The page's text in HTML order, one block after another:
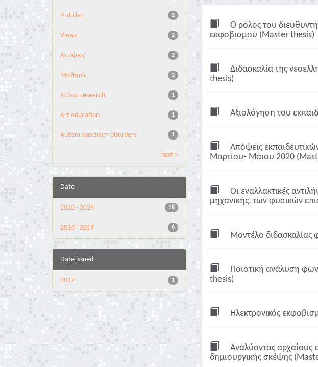
2
Arduino
2
Views
2
Απόψεις
2
Μαθητές
1
Action research
1
Art education
1
Autism spectrum disorders
next >
Date
18
2020 - 2026
6
2014 - 2019
Date issued
1
2017
Ο ρόλος του
εκφοβισμού (Master thesis)
Διδασκαλία της
thesis)
Αξιολόγηση του
Απόψεις
Μαρτίου- Μάιου 2020
Οι εναλλακτικές
μηχανικής, των φυσικών
Μοντέλο διδασκαλίας
Ποιοτική ανάλυση
thesis)
Ηλεκτρονικός
Αναλύοντας αρχαίους
δημιουργικής σκέψης